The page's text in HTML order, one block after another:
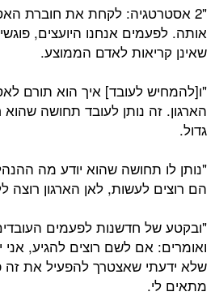
"2 אסטרטגיה: לקחת את חוברת
אותה. לפעמים אנחנו היועצים,
שאינן קריאות לאדם הממוצע.
"ו[להמחיש לעובד] איך הוא תורם
הארגון. זה נותן לעובד תחושה
גדול.
"נותן לו תחושה שהוא יודע מה
הם רוצים לעשות, לאן הארגון רוצה
"ובקטע של חדשנות לפעמים
ואומרים: אם לשם רוצים להגיע,
שלא ידעתי שאצטרך להפעיל את
מתאים לי.